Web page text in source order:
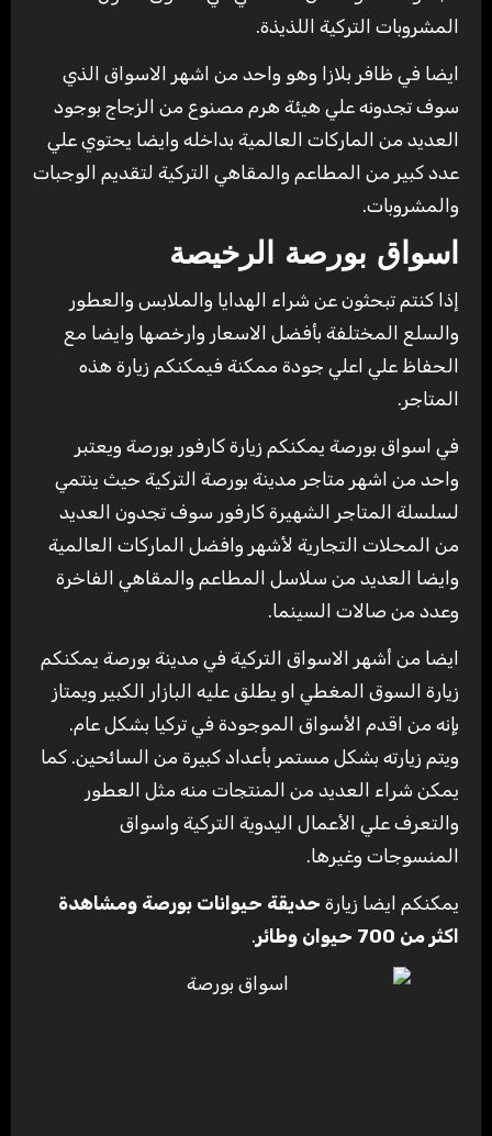
المشروبات التركية اللذيذة.
ايضا في ظافر بلازا وهو واحد من اشهر الاسواق الذي
سوف تجدونه علي هيئة هرم مصنوع من الزجاج بوجود
العديد من الماركات العالمية بداخله وايضا يحتوي علي
عدد كبير من المطاعم والمقاهي التركية لتقديم الوجبات
والمشروبات.
اسواق بورصة الرخيصة
إذا كنتم تبحثون عن شراء الهدايا والملابس والعطور
والسلع المختلفة بأفضل الاسعار وارخصها وايضا مع
الحفاظ علي اعلي جودة ممكنة فيمكنكم زيارة هذه
المتاجر.
في اسواق بورصة يمكنكم زيارة كارفور بورصة ويعتبر
واحد من اشهر متاجر مدينة بورصة التركية حيث ينتمي
لسلسلة المتاجر الشهيرة كارفور سوف تجدون العديد
من المحلات التجارية لأشهر وافضل الماركات العالمية
وايضا العديد من سلاسل المطاعم والمقاهي الفاخرة
وعدد من صالات السينما.
ايضا من أشهر الاسواق التركية في مدينة بورصة يمكنكم
زيارة السوق المغطي او يطلق عليه البازار الكبير ويمتاز
بإنه من اقدم الأسواق الموجودة في تركيا بشكل عام.
ويتم زيارته بشكل مستمر بأعداد كبيرة من السائحين. كما
يمكن شراء العديد من المنتجات منه مثل العطور
والتعرف علي الأعمال اليدوية التركية واسواق
المنسوجات وغيرها.
يمكنكم ايضا زيارة حديقة حيوانات بورصة ومشاهدة
اكثر من 700 حيوان وطائر
.